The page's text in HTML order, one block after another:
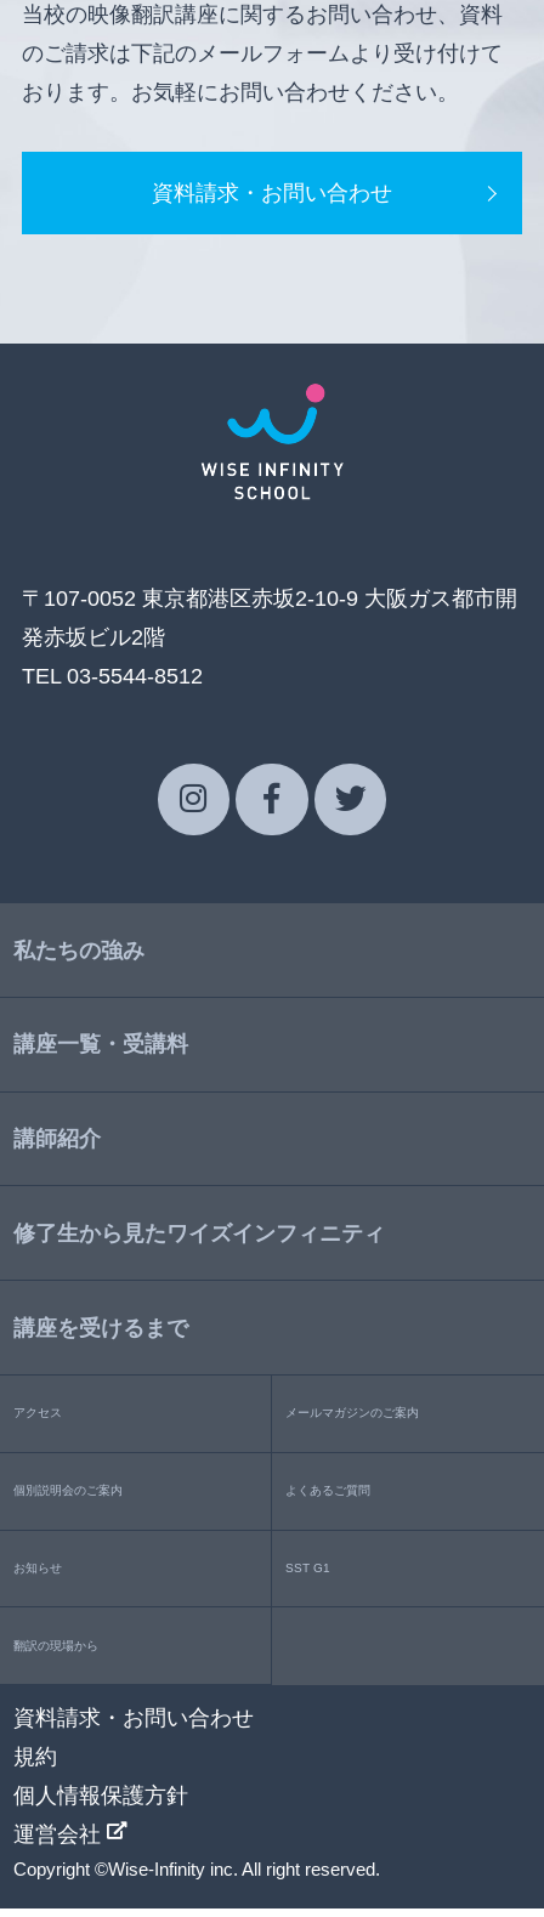
当校の映像翻訳講座に関するお問い合わせ、資料
のご請求は下記のメールフォームより受け付けて
おります。お気軽にお問い合わせください。
資料請求・お問い合わせ
〒107-0052 東京都港区赤坂2-10-9 大阪ガス都市開
発赤坂ビル2階
TEL 03-5544-8512
私たちの強み
講座一覧・受講料
講師紹介
修了生から見たワイズインフィニティ
講座を受けるまで
アクセス メールマガジンのご案内
個別説明会のご案内 よくあるご質問
お知らせ SST G1
翻訳の現場から
資料請求・お問い合わせ
規約
個人情報保護方針
運営会社
Copyright ©Wise-Infinity inc. All right reserved.